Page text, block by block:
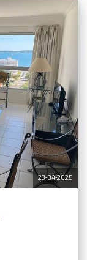
23-04-2025